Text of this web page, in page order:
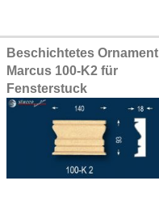
Beschichtetes Ornament
Marcus 100-K2 für
Fensterstuck